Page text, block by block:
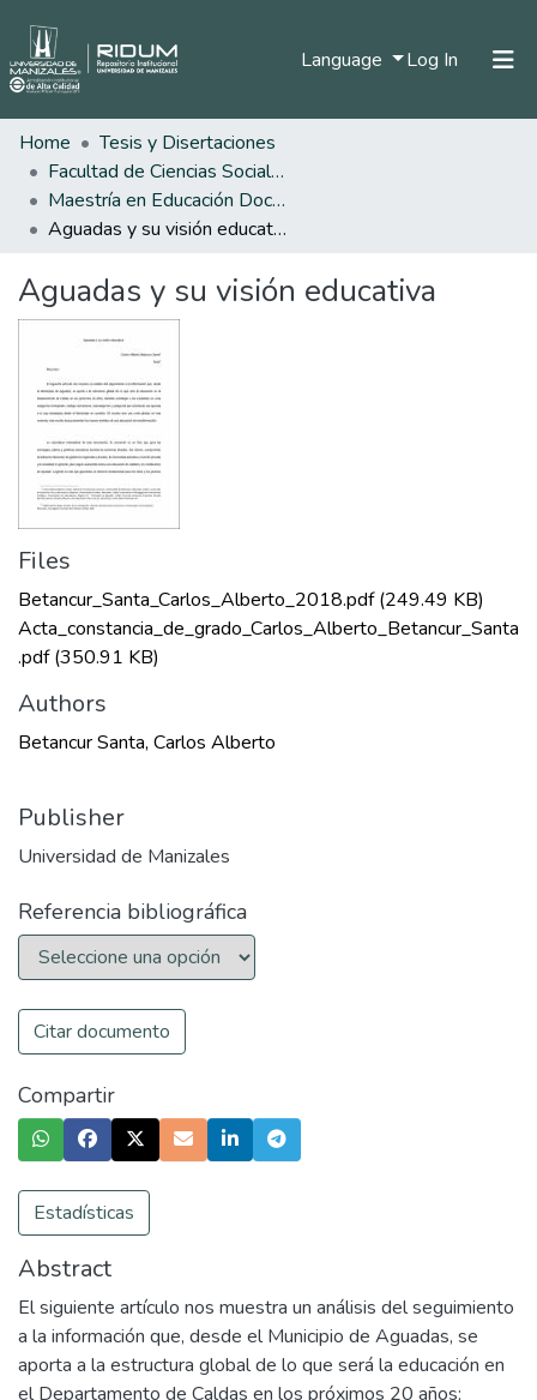
Language Log In (current)
Home
Tesis y Disertaciones
Facultad de Ciencias Sociales y Humanas
Maestría en Educación Docencia
Aguadas y su visión educativa
Aguadas y su visión educativa
Files
Betancur_Santa_Carlos_Alberto_2018.pdf(249.49 KB)
Acta_constancia_de_grado_Carlos_Alberto_Betancur_Santa
.pdf(350.91 KB)
Authors
Betancur Santa, Carlos Alberto
Publisher
Universidad de Manizales
Referencia bibliográfica
Citar documento
Compartir
Estadísticas
Abstract
El siguiente artículo nos muestra un análisis del seguimiento
a la información que, desde el Municipio de Aguadas, se
aporta a la estructura global de lo que será la educación en
el Departamento de Caldas en los próximos 20 años;